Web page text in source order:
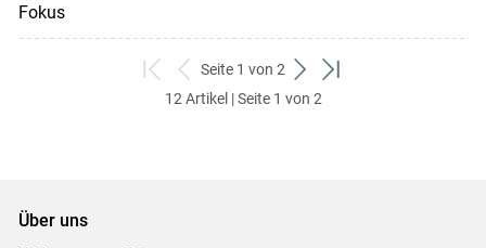
Fokus
zum
ersten
zurück
zum
Seite 1 von 2
weiter
zum
zum
12 Artikel | Seite 1 von 2
Über uns